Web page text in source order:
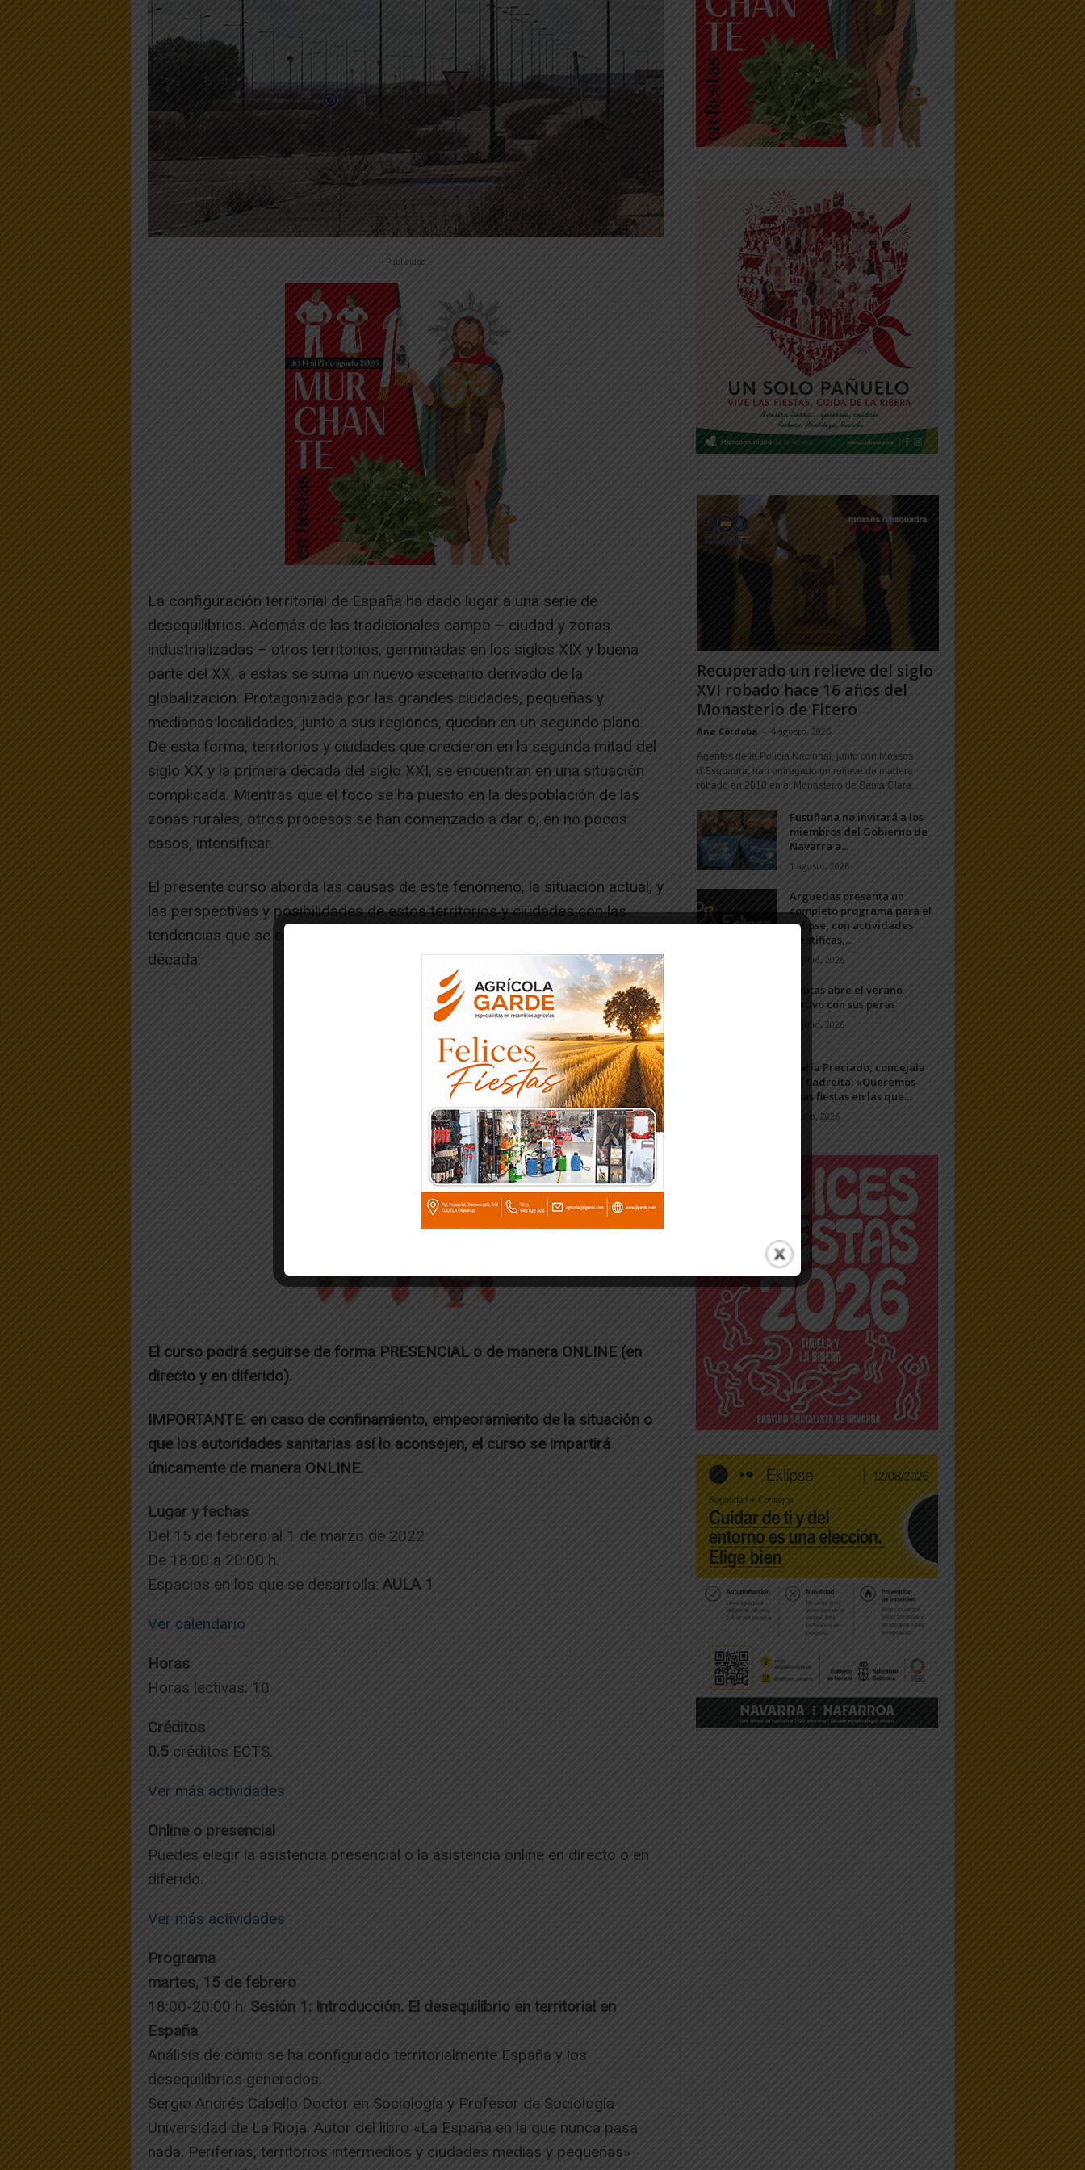
-- Publicidad --
La configuración territorial de España ha dado lugar a una serie de
desequilibrios. Además de las tradicionales campo – ciudad y zonas
industrializadas – otros territorios, germinadas en los siglos XIX y buena
parte del XX, a estas se suma un nuevo escenario derivado de la
globalización. Protagonizada por las grandes ciudades, pequeñas y
medianas localidades, junto a sus regiones, quedan en un segundo plano.
De esta forma, territorios y ciudades que crecieron en la segunda mitad del
siglo XX y la primera década del siglo XXI, se encuentran en una situación
complicada. Mientras que el foco se ha puesto en la despoblación de las
zonas rurales, otros procesos se han comenzado a dar o, en no pocos
casos, intensificar.
El presente curso aborda las causas de este fenómeno, la situación actual, y
las perspectivas y posibilidades de estos territorios y ciudades con las
tendencias que se están desarrollando, fundamentalmente, desde la última
década.
El curso podrá seguirse de forma PRESENCIAL o de manera ONLINE (en
directo y en diferido).
IMPORTANTE: en caso de confinamiento, empeoramiento de la situación o
que los autoridades sanitarias así lo aconsejen, el curso se impartirá
únicamente de manera ONLINE.
Lugar y fechas
Del 15 de febrero al 1 de marzo de 2022
De 18:00 a 20:00 h.
Espacios en los que se desarrolla: AULA 1
Ver calendario
Horas
Horas lectivas: 10
Créditos
0.5créditos ECTS.
Ver más actividades
Online o presencial
Puedes elegir la asistencia presencial o la asistencia online en directo o en
diferido.
Ver más actividades
Programa
martes, 15 de febrero
18:00-20:00 h. Sesión 1: Introducción. El desequilibrio en territorial en
España
Análisis de cómo se ha configurado territorialmente España y los
desequilibrios generados.
Sergio Andrés Cabello Doctor en Sociología y Profesor de Sociología
Universidad de La Rioja. Autor del libro «La España en la que nunca pasa
nada. Periferias, territorios intermedios y ciudades medias y pequeñas»
Recuperado un relieve del siglo
XVI robado hace 16 años del
Monasterio de Fitero
Ana Córdoba - 4 agosto, 2026
Agentes de la Policía Nacional, junto con Mossos
d’Esquadra, han entregado un relieve de madera
robado en 2010 en el Monasterio de Santa Clara...
Fustiñana no invitará a los
miembros del Gobierno de
Navarra a...
1 agosto, 2026
Arguedas presenta un
completo programa para el
eclipse, con actividades
científicas,...
20 julio, 2026
Ablitas abre el verano
festivo con sus peras
11 julio, 2026
María Preciado, concejala
de Cadreita: «Queremos
unas fiestas en las que...
7 julio, 2026